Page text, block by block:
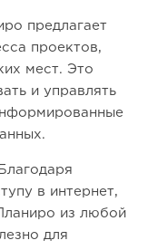
предлагает
проектов,
мест. Это
и управлять
в интернет,
из любой
для